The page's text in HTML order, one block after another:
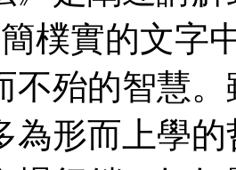
樸實的文字
不殆的智慧
為形而上學